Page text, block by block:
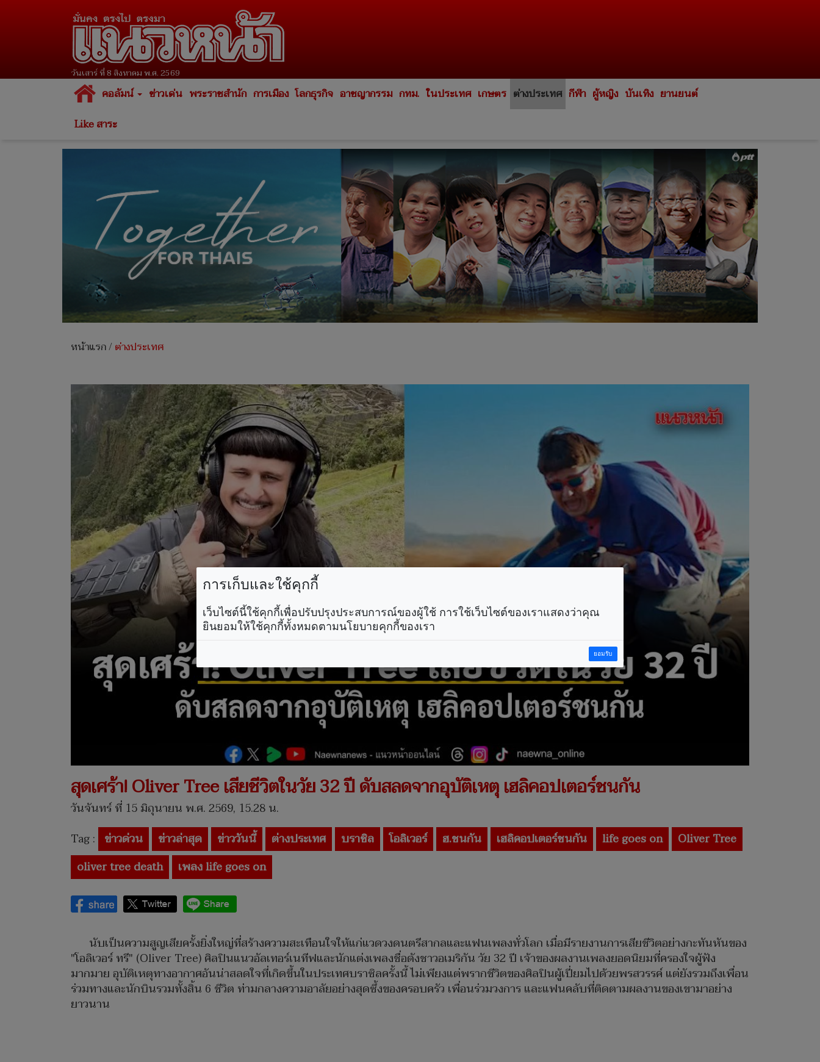
วันเสาร์ ที่ 8 สิงหาคม พ.ศ. 2569
คอลัมน์ ข่าวเด่น พระราชสำนัก การเมือง โลกธุรกิจ อาชญากรรม กทม. ในประเทศ เกษตร ต่างประเทศ กีฬา ผู้หญิง บันเทิง ยานยนต์
Like สาระ
หน้าแรก/ต่างประเทศ
สุดเศร้า! Oliver Tree เสียชีวิตในวัย 32 ปี ดับสลดจากอุบัติเหตุ เฮลิคอปเตอร์ชนกัน
วันจันทร์ ที่ 15 มิถุนายน พ.ศ. 2569, 15.28 น.
Tag : ข่าวด่วน ข่าวล่าสุด ข่าววันนี้ ต่างประเทศ บราซิล โอลิเวอร์ ฮ.ชนกัน เฮลิคอปเตอร์ชนกัน life goes on
Oliver Tree
oliver tree death
เพลง life goes on
นับเป็นความสูญเสียครั้งยิ่งใหญ่ที่สร้างความสะเทือนใจให้แก่แวดวงดนตรีสากลและแฟนเพลงทั่วโลก เมื่อมีรายงานการเสียชีวิตอย่างกะทันหันของ
"โอลิเวอร์ ทรี" (Oliver Tree) ศิลปินแนวอัลเทอร์เนทีฟและนักแต่งเพลงชื่อดังชาวอเมริกัน วัย 32 ปี เจ้าของผลงานเพลงยอดนิยมที่ครองใจผู้ฟัง
มากมาย อุบัติเหตุทางอากาศอันน่าสลดใจที่เกิดขึ้นในประเทศบราซิลครั้งนี้ ไม่เพียงแต่พรากชีวิตของศิลปินผู้เปี่ยมไปด้วยพรสวรรค์ แต่ยังรวมถึงเพื่อน
ร่วมทางและนักบินรวมทั้งสิ้น 6 ชีวิต ท่ามกลางความอาลัยอย่างสุดซึ้งของครอบครัว เพื่อนร่วมวงการ และแฟนคลับที่ติดตามผลงานของเขามาอย่าง
ยาวนาน
การเก็บและใช้คุกกี้
เว็บไซต์นี้ใช้คุกกี้เพื่อปรับปรุงประสบการณ์ของผู้ใช้ การใช้เว็บไซต์ของเราแสดงว่าคุณ
ยินยอมให้ใช้คุกกี้ทั้งหมดตามนโยบายคุกกี้ของเรา
ยอมรับ